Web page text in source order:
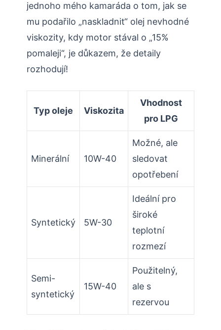
jednoho mého kamaráda o tom, jak se
mu podařilo „naskladnit“ olej nevhodné
viskozity, kdy motor stával o „15%
pomaleji“, je důkazem, že detaily
rozhodují!
Typ oleje Viskozita
Vhodnost
pro LPG
Minerální 10W-40
Možné, ale
sledovat
opotřebení
Syntetický 5W-30
Ideální pro
široké
teplotní
rozmezí
Semi-
syntetický
15W-40
Použitelný,
ale s
rezervou